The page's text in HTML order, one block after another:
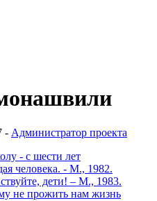
- Администратор проекта
- с шести лет
человека. - М., 1982.
дети! – М., 1983.
не прожить нам жизнь